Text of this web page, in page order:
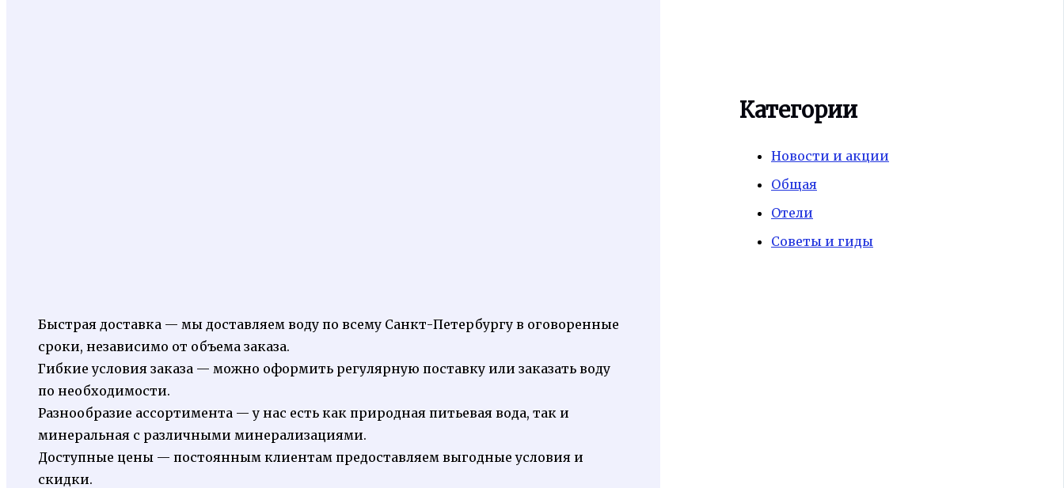
Быстрая доставка — мы доставляем воду по всему Санкт-Петербургу в оговоренные
сроки, независимо от объема заказа.
Гибкие условия заказа — можно оформить регулярную поставку или заказать воду
по необходимости.
Разнообразие ассортимента — у нас есть как природная питьевая вода, так и
минеральная с различными минерализациями.
Доступные цены — постоянным клиентам предоставляем выгодные условия и
скидки.
Категории
Новости и акции
Общая
Отели
Советы и гиды